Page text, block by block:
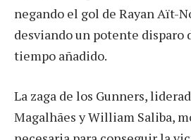
negando el gol de Rayan Aït-
desviando un potente disparo
tiempo añadido.
La zaga de los Gunners,
Magalhães y William Saliba,